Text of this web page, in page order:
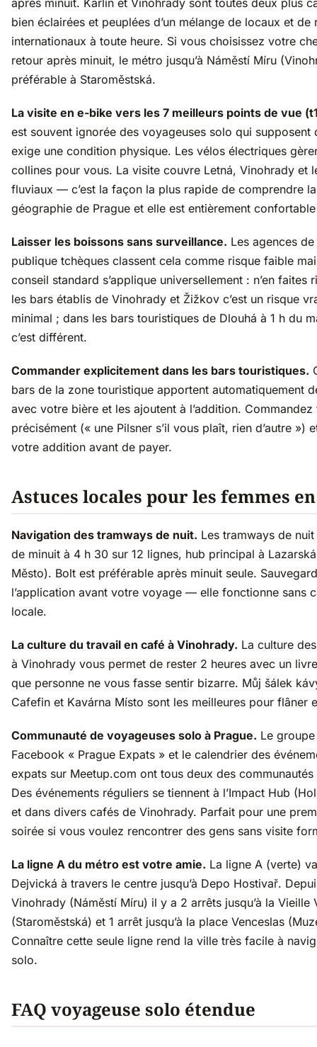
après minuit. Karlín et Vinohrady sont toutes deux plus
bien éclairées et peuplées d’un mélange de locaux et de
internationaux à toute heure. Si vous choisissez votre
retour après minuit, le métro jusqu’à Náměstí Míru
préférable à Staroměstská.
La visite en e-bike vers les 7 meilleurs points de vue
est souvent ignorée des voyageuses solo qui supposent
exige une condition physique. Les vélos électriques
collines pour vous. La visite couvre Letná, Vinohrady et
fluviaux — c’est la façon la plus rapide de comprendre la
géographie de Prague et elle est entièrement
Laisser les boissons sans surveillance. Les agences
publique tchèques classent cela comme risque faible
conseil standard s’applique universellement : n’en faites
les bars établis de Vinohrady et Žižkov c’est un risque
minimal ; dans les bars touristiques de Dlouhá à 1 h du
c’est différent.
Commander explicitement dans les bars touristiques.
bars de la zone touristique apportent automatiquement
avec votre bière et les ajoutent à l’addition. Commandez
précisément (« une Pilsner s’il vous plaît, rien d’autre »)
votre addition avant de payer.
Astuces locales pour les femmes
Navigation des tramways de nuit. Les tramways de
de minuit à 4 h 30 sur 12 lignes, hub principal à
Město). Bolt est préférable après minuit seule.
l’application avant votre voyage — elle fonctionne sans
locale.
La culture du travail en café à Vinohrady. La culture
à Vinohrady vous permet de rester 2 heures avec un
que personne ne vous fasse sentir bizarre. Můj šálek
Cafefin et Kavárna Místo sont les meilleures pour flâner
Communauté de voyageuses solo à Prague. Le groupe
Facebook « Prague Expats » et le calendrier des
expats sur Meetup.com ont tous deux des
Des événements réguliers se tiennent à l’Impact Hub
et dans divers cafés de Vinohrady. Parfait pour une
soirée si vous voulez rencontrer des gens sans visite
La ligne A du métro est votre amie. La ligne A (verte)
Dejvická à travers le centre jusqu’à Depo Hostivař.
Vinohrady (Náměstí Míru) il y a 2 arrêts jusqu’à la Vieille
(Staroměstská) et 1 arrêt jusqu’à la place Venceslas
Connaître cette seule ligne rend la ville très facile à
solo.
FAQ voyageuse solo étendue